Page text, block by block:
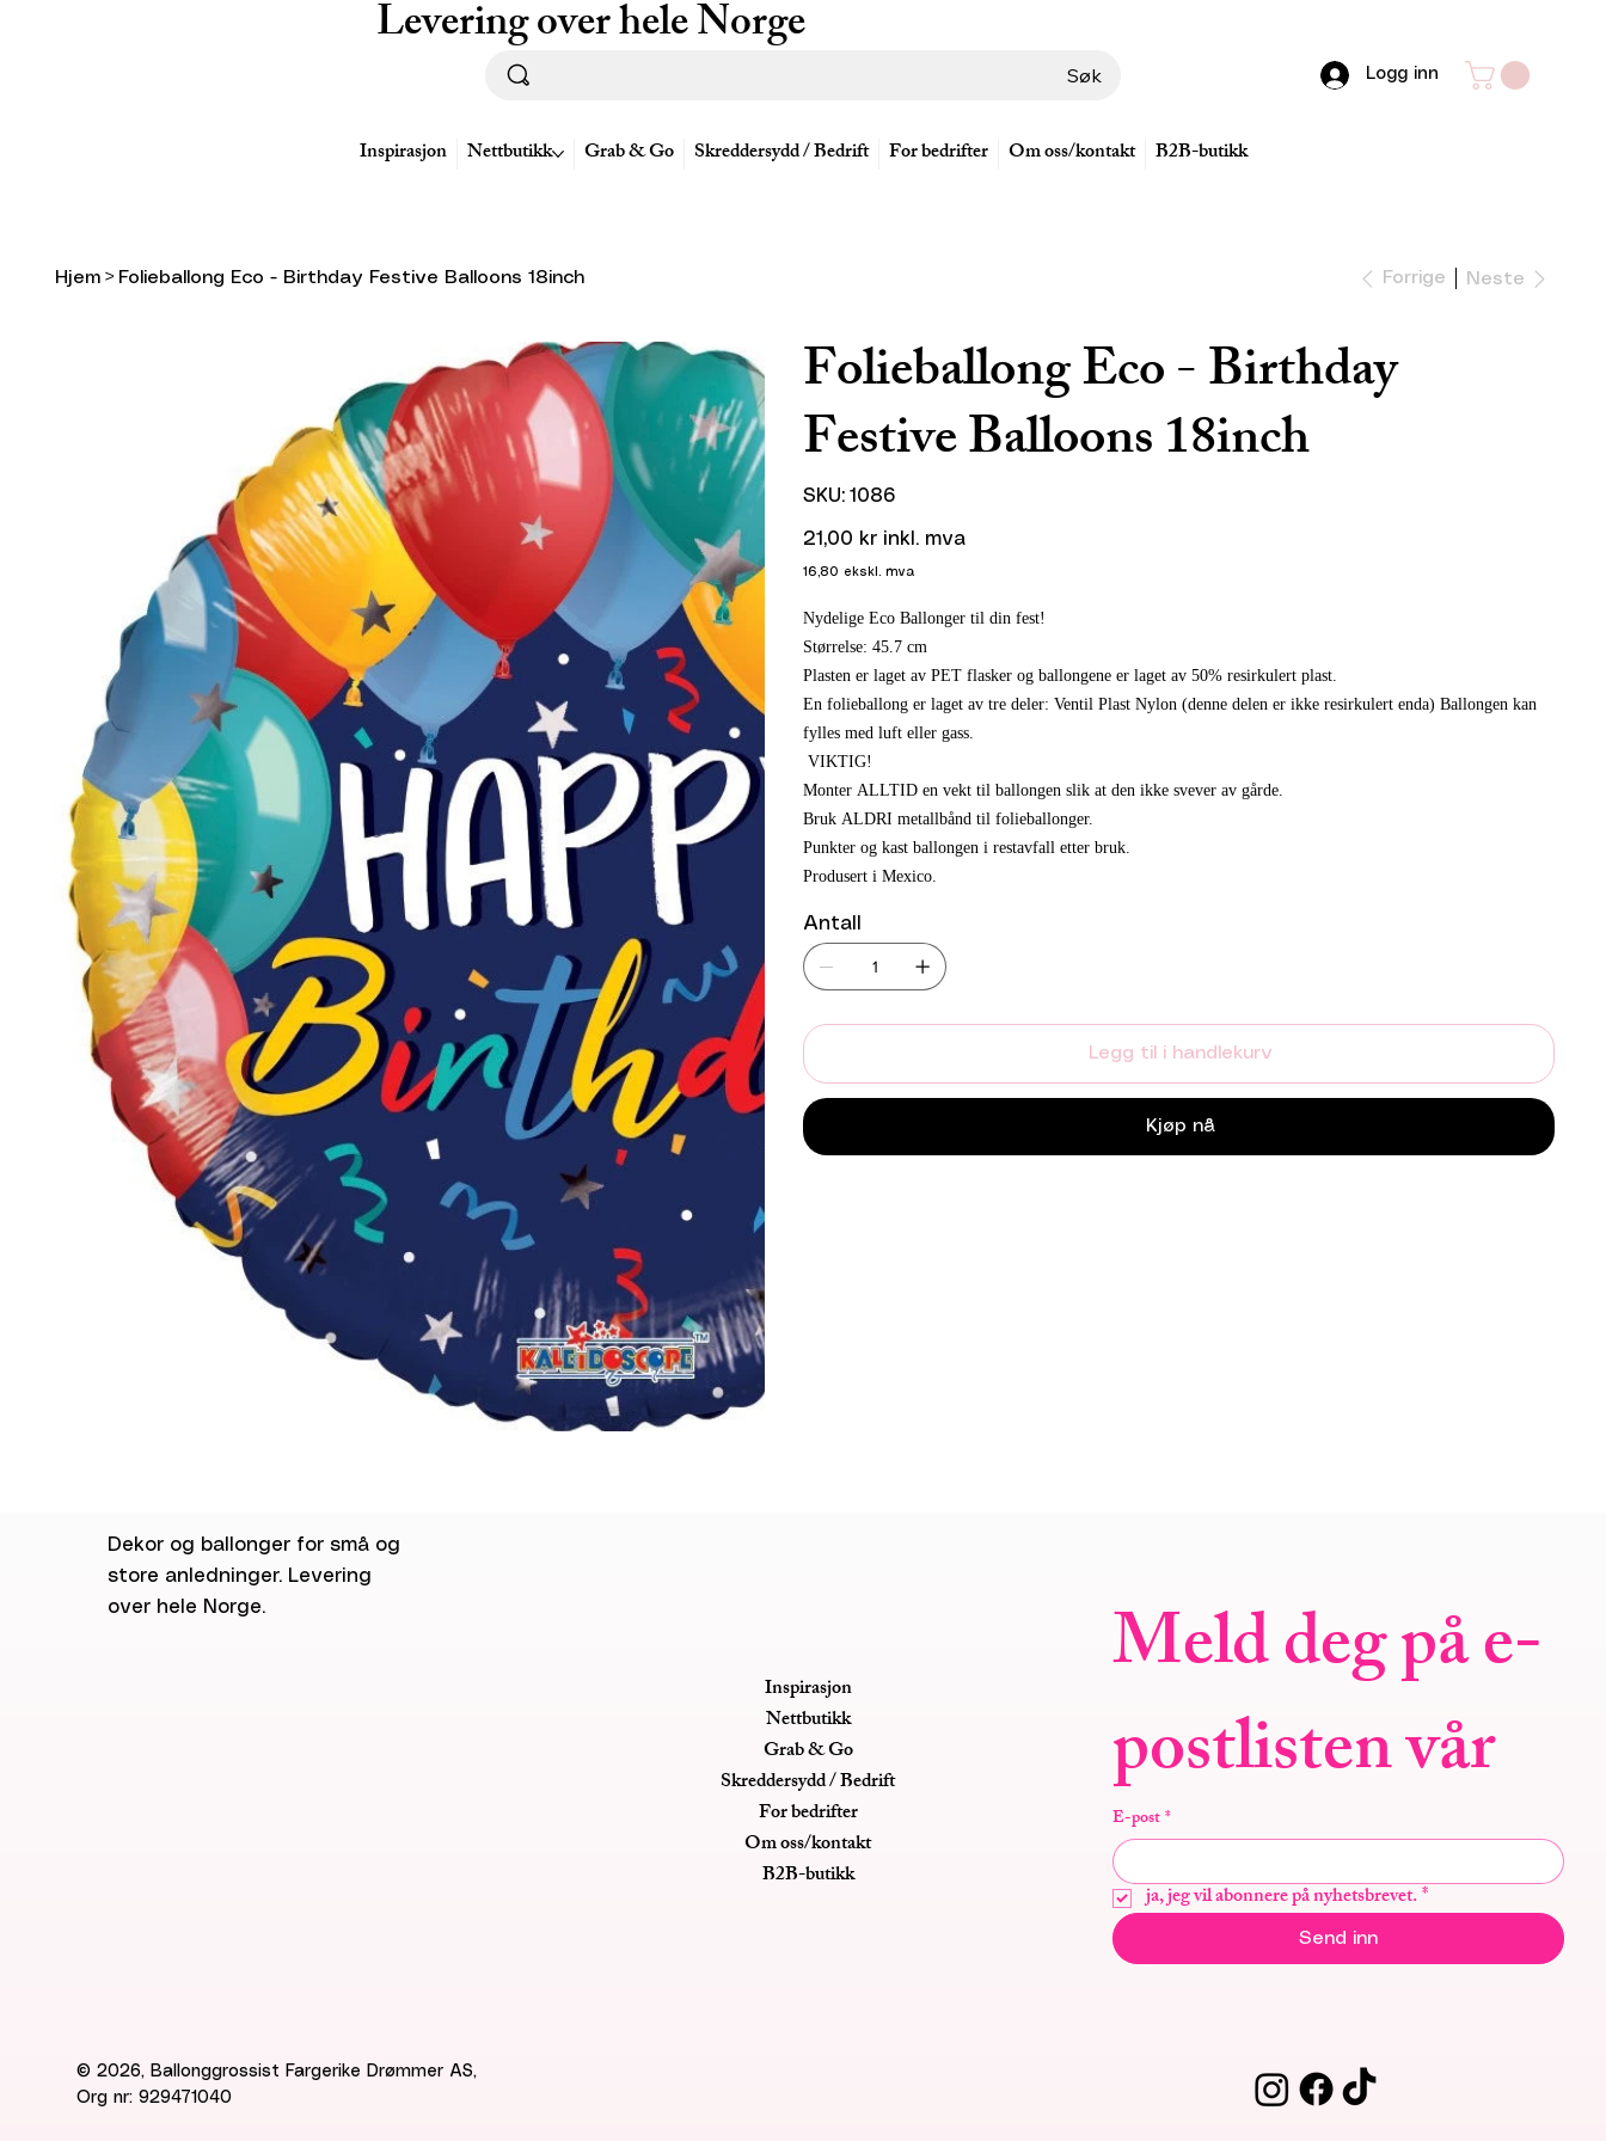
Levering over hele Norge
Søk
Inspirasjon Nettbutikk Grab & Go Skreddersydd / Bedrift For bedrifter Om oss/kontakt B2B-butikk
Logg inn
Hjem > Folieballong Eco - Birthday Festive Balloons 18inch Forrige Neste
Folieballong Eco - Birthday
Festive Balloons 18inch
SKU: SKU
1086
1086
Pris
21,00 kr inkl. mva
16,80 ekskl. mva
Nydelige Eco Ballonger til din fest!
Størrelse: 45.7 cm
Plasten er laget av PET flasker og ballongene er laget av 50% resirkulert plast.
En folieballong er laget av tre deler: Ventil Plast Nylon (denne delen er ikke resirkulert enda) Ballongen kan
fylles med luft eller gass.
VIKTIG!
Monter ALLTID en vekt til ballongen slik at den ikke svever av gårde.
Bruk ALDRI metallbånd til folieballonger.
Punkter og kast ballongen i restavfall etter bruk.
Produsert i Mexico.
Antall
Legg til i handlekurv
Kjøp nå
Meld deg på e-
postlisten vår
E-post*
ja, jeg vil abonnere på nyhetsbrevet.*
Send inn
Dekor og ballonger for små og
store anledninger. Levering
over hele Norge.
© 2026, Ballonggrossist Fargerike Drømmer AS,
Org nr: 929471040
Inspirasjon
Nettbutikk
Grab & Go
Skreddersydd / Bedrift
For bedrifter
Om oss/kontakt
B2B-butikk